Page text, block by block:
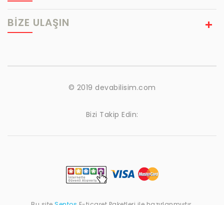
BIZE ULAŞIN
© 2019 devabilisim.com
Bizi Takip Edin: